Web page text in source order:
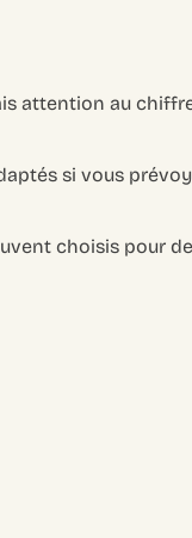
attention au
si vous
choisis pour